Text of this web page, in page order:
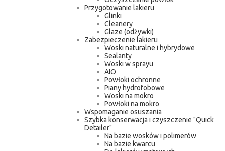
Przygotowanie lakieru
Glinki
Cleanery
Glaze (odżywki)
Zabezpieczenie lakieru
Woski naturalne i hybrydowe
Sealanty
Woski w sprayu
AIO
Powłoki ochronne
Piany hydrofobowe
Woski na mokro
Powłoki na mokro
Wspomaganie osuszania
Szybka konserwacja i czyszczenie "Quick
Detailer"
Na bazie wosków i polimerów
Na bazie kwarcu